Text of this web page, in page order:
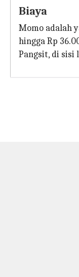
Biaya
Momo adalah
hingga Rp
Pangsit, di sisi